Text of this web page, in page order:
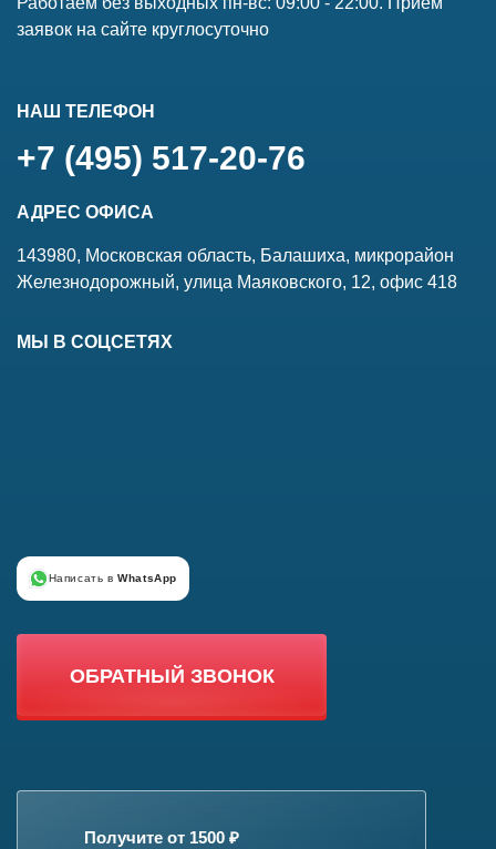
заявок на сайте круглосуточно
НАШ ТЕЛЕФОН
+7 (495) 517-20-76
АДРЕС ОФИСА
143980, Московская область, Балашиха, микрорайон
Железнодорожный, улица Маяковского, 12, офис 418
МЫ В СОЦСЕТЯХ
Написать в WhatsApp
ОБРАТНЫЙ ЗВОНОК
Получите от 1500 ₽